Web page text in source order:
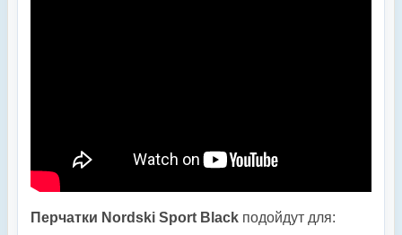
Перчатки Nordski Sport Black подойдут для: